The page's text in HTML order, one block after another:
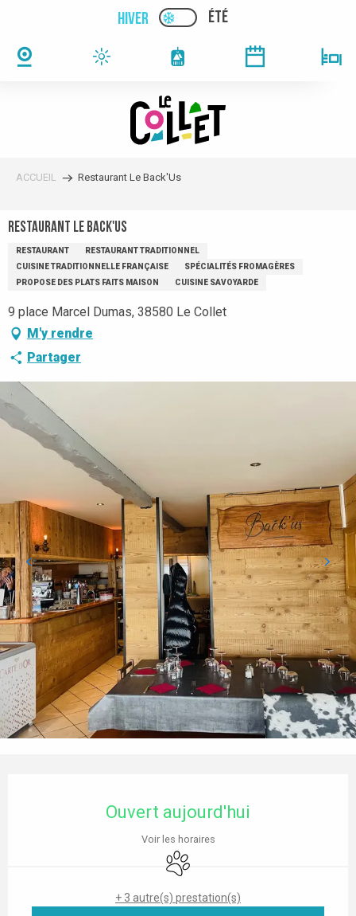
contenu
principal
PAGE D’ACCUEIL ACTUELLE HIVER :
HIVER PAGE D’ACCUEIL
ÉTÉ
ACCUEIL Restaurant Le Back'Us
Restaurant Le Back'Us
RESTAURANT
RESTAURANT TRADITIONNEL
CUISINE TRADITIONNELLE FRANÇAISE
SPÉCIALITÉS FROMAGÈRES
PROPOSE DES PLATS FAITS MAISON
CUISINE SAVOYARDE
9 place Marcel Dumas, 38580 Le Collet
M'y rendre
Partager
Ouvert aujourd'hui
Voir les horaires
Animaux acceptés
+ 3 autre(s) prestation(s)